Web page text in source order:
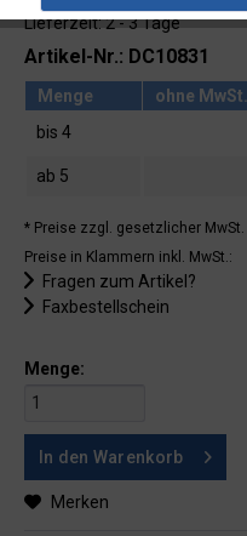
Lieferzeit: 2 - 3 Tage
Artikel-Nr.: DC10831
Menge ohne MwSt.
bis 4
ab 5
* Preise zzgl. gesetzlicher MwSt.
Preise in Klammern inkl. MwSt.:
Fragen zum Artikel?
Faxbestellschein
Menge:
In den Warenkorb
Merken